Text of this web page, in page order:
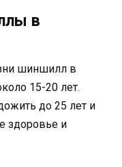
в
шиншилл в
15-20 лет.
до 25 лет и
здоровье и